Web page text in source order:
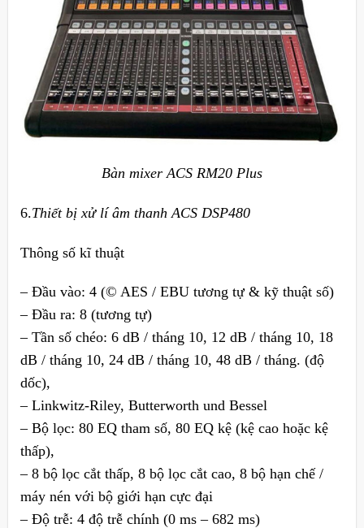
Bàn mixer ACS RM20 Plus
6.Thiết bị xử lí âm thanh ACS DSP480
Thông số kĩ thuật
– Đầu vào: 4 (© AES / EBU tương tự & kỹ thuật số)
– Đầu ra: 8 (tương tự)
– Tần số chéo: 6 dB / tháng 10, 12 dB / tháng 10, 18
dB / tháng 10, 24 dB / tháng 10, 48 dB / tháng. (độ
dốc),
– Linkwitz-Riley, Butterworth und Bessel
– Bộ lọc: 80 EQ tham số, 80 EQ kệ (kệ cao hoặc kệ
thấp),
– 8 bộ lọc cắt thấp, 8 bộ lọc cắt cao, 8 bộ hạn chế /
máy nén với bộ giới hạn cực đại
– Độ trễ: 4 độ trễ chính (0 ms – 682 ms)